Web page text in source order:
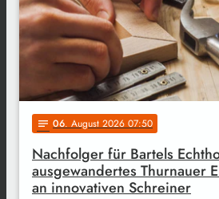
notes 06. August 2026 07:50
Nachfolger für Bartels
ausgewandertes Thurnauer
an innovativen Schreiner